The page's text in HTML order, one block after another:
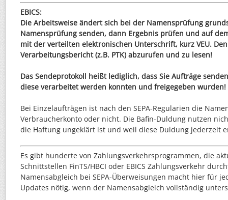
EBICS:
Die Arbeitsweise ändert sich bei der Namensprüfung
Namensprüfung senden, dann Ergebnis prüfen und auf
mit der verteilten elektronischen Unterschrift, kurz VEU.
Verarbeitungsbericht (z.B. PTK) abzurufen und zu lesen!
Das Sendeprotokoll heißt lediglich, dass Sie Aufträge
diese verarbeitet werden konnten und freigegeben wurden!
Bei Einzelaufträgen ist nach den SEPA-Regularien die
Verbraucherkonto oder nicht. Die Bafin-Duldung nutzen
die Haftung ungeklärt ist und weil diese Duldung jederzeit
Es gibt hunderte von Zahlungsverkehrsprogrammen, die
Schnittstellen FinTS/HBCI oder EBICS Zahlungsverkehr
Namensabgleich bei SEPA-Überweisungen macht hier für
Updates nötig, wenn der Namensabgleich vollständig